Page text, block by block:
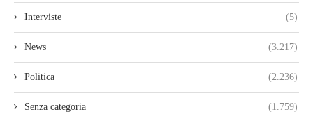
Interviste (5)
News (3.217)
Politica (2.236)
Senza categoria (1.759)